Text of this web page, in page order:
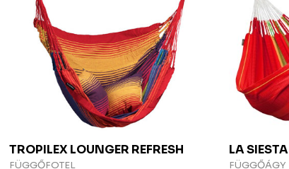
TROPILEXLOUNGER REFRESH
FÜGGŐFOTEL
LA SIESTA
FÜGGŐÁGY